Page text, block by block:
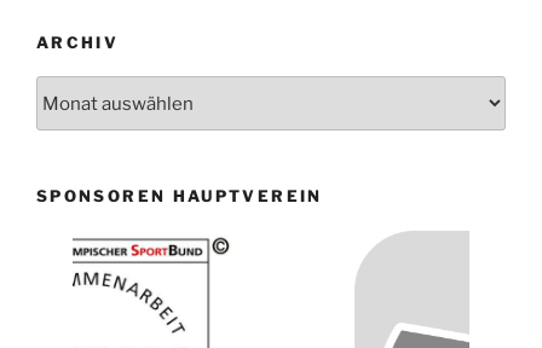
ARCHIV
SPONSOREN HAUPTVEREIN